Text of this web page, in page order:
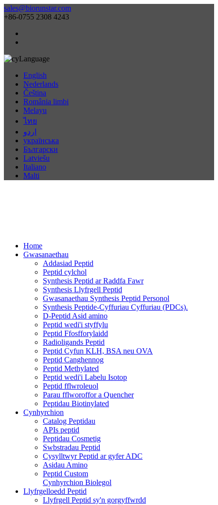
sales@biorunstar.com
+86-0755 2308 4243
Language
English
Nederlands
Čeština
România limbi
Melayu
ไทย
اردو
українська
Български
Latviešu
Italiano
Malti
Home
Gwasanaethau
Addasiad Peptid
Peptid cylchol
Synthesis Peptid ar Raddfa Fawr
Synthesis Llyfrgell Peptid
Gwasanaethau Synthesis Peptid Personol
Synthesis Peptide-Cyffuriau Cyffuriau (PDCs).
D-Peptid Asid amino
Peptid wedi'i styffylu
Peptid Ffosfforylaidd
Radioligands Peptid
Peptid Cyfun KLH, BSA neu OVA
Peptid Canghennog
Peptid Methylated
Peptid wedi'i Labelu Isotop
Peptid fflwroleuol
Parau fflworoffor a Quencher
Peptidau Biotinylated
Cynhyrchion
Catalog Peptidau
APIs peptid
Peptidau Cosmetig
Swbstradau Peptid
Cysylltwyr Peptid ar gyfer ADC
Asidau Amino
Peptid Custom
Cynhyrchion Biolegol
Llyfrgelloedd Peptid
Llyfrgell Peptid sy'n gorgyffwrdd